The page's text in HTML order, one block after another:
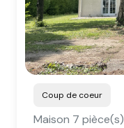
Coup de coeur
Maison 7 pièce(s)